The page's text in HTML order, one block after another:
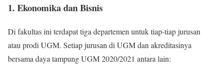
1. Ekonomika dan Bisnis
Di fakultas ini terdapat tiga departemen untuk tiap-tiap jurusan
atau prodi UGM. Setiap jurusan di UGM dan akreditasinya
bersama daya tampung UGM 2020/2021 antara lain: